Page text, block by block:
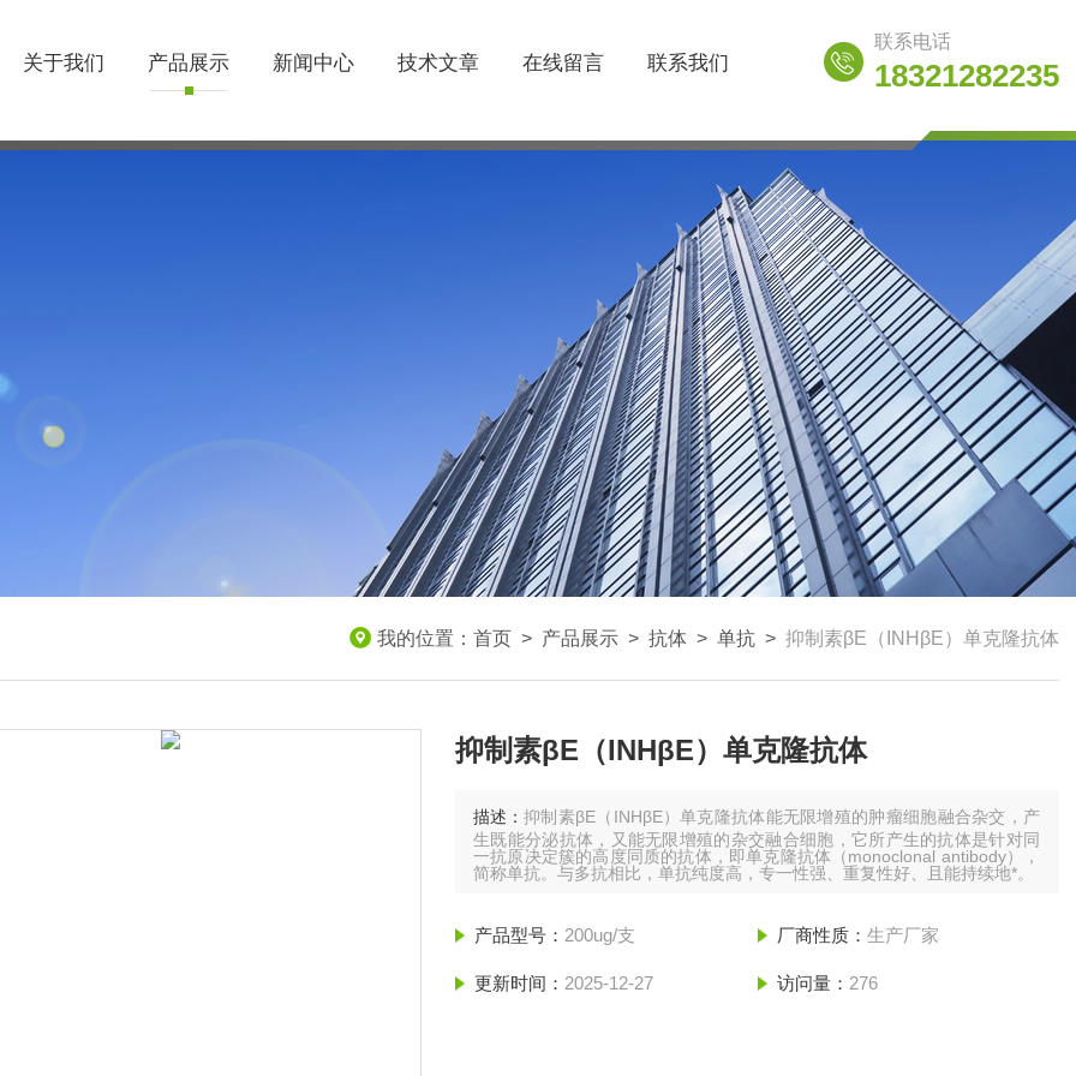
关于我们 产品展示 新闻中心 技术文章 在线留言 联系我们
联系电话
18321282235
我的位置： 首页 > 产品展示 > 抗体 > 单抗 > 抑制素βE（INHβE）单克隆抗体
抑制素βE（INHβE）单克隆抗体
描述：抑制素βE（INHβE）单克隆抗体能无限增殖的肿瘤细胞融合杂交，产
生既能分泌抗体，又能无限增殖的杂交融合细胞，它所产生的抗体是针对同
一抗原决定簇的高度同质的抗体，即单克隆抗体（monoclonal antibody），
简称单抗。与多抗相比，单抗纯度高，专一性强、重复性好、且能持续地*。
产品型号： 200ug/支 厂商性质： 生产厂家
更新时间： 2025-12-27 访问量： 276